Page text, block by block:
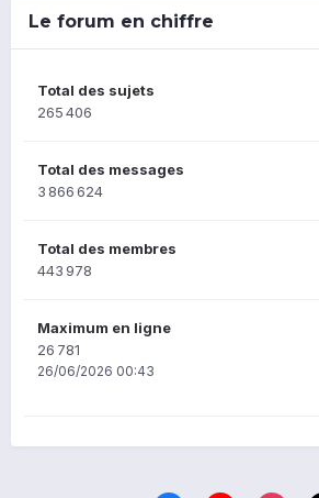
Le forum en chiffre
Total des sujets
265 406
Total des messages
3 866 624
Total des membres
443 978
Maximum en ligne
26 781
26/06/2026 00:43